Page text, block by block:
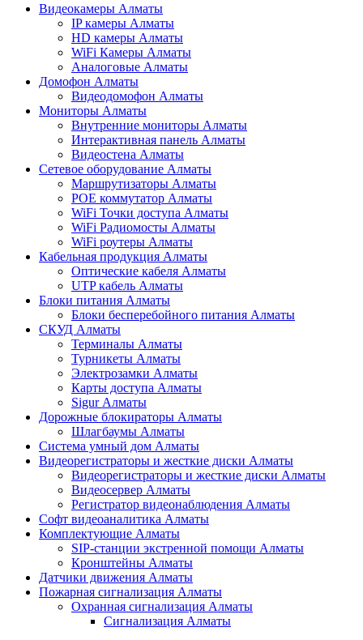
Видеокамеры Алматы
IP камеры Алматы
HD камеры Алматы
WiFi Камеры Алматы
Аналоговые Алматы
Домофон Алматы
Видеодомофон Алматы
Мониторы Алматы
Внутренние мониторы Алматы
Интерактивная панель Алматы
Видеостена Алматы
Сетевое оборудование Алматы
Маршрутизаторы Алматы
POE коммутатор Алматы
WiFi Точки доступа Алматы
WiFi Радиомосты Алматы
WiFi роутеры Алматы
Кабельная продукция Алматы
Оптические кабеля Алматы
UTP кабель Алматы
Блоки питания Алматы
Блоки бесперебойного питания Алматы
СКУД Алматы
Терминалы Алматы
Турникеты Алматы
Электрозамки Алматы
Карты доступа Алматы
Sigur Алматы
Дорожные блокираторы Алматы
Шлагбаумы Алматы
Система умный дом Алматы
Видеорегистраторы и жесткие диски Алматы
Видеорегистраторы и жесткие диски Алматы
Видеосервер Алматы
Регистратор видеонаблюдения Алматы
Софт видеоаналитика Алматы
Комплектующие Алматы
SIP-станции экстренной помощи Алматы
Кронштейны Алматы
Датчики движения Алматы
Пожарная сигнализация Алматы
Охранная сигнализация Алматы
Сигнализация Алматы